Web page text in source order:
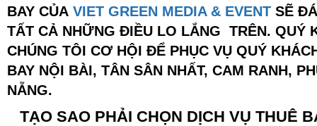
BAY CỦA VIET GREEN MEDIA & EVENT SẼ
TẤT CẢ NHỮNG ĐIỀU LO LẮNG TRÊN. QUÝ
CHÚNG TÔI CƠ HỘI ĐỂ PHỤC VỤ QUÝ
BAY NỘI BÀI, TÂN SÂN NHẤT, CAM RANH,
NẴNG.
TẠO SAO PHẢI CHỌN DỊCH VỤ THUÊ